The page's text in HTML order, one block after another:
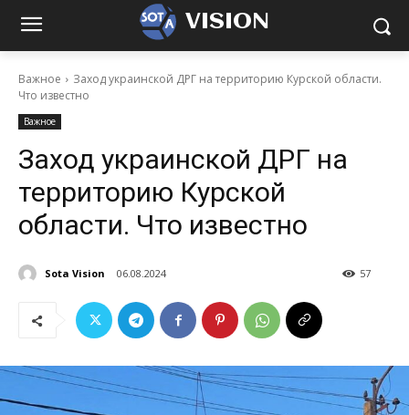
VISION
Важное
Заход украинской ДРГ на территорию Курской области.
Что известно
Важное
Заход украинской ДРГ на
территорию Курской
области. Что известно
Sota Vision 06.08.2024 57